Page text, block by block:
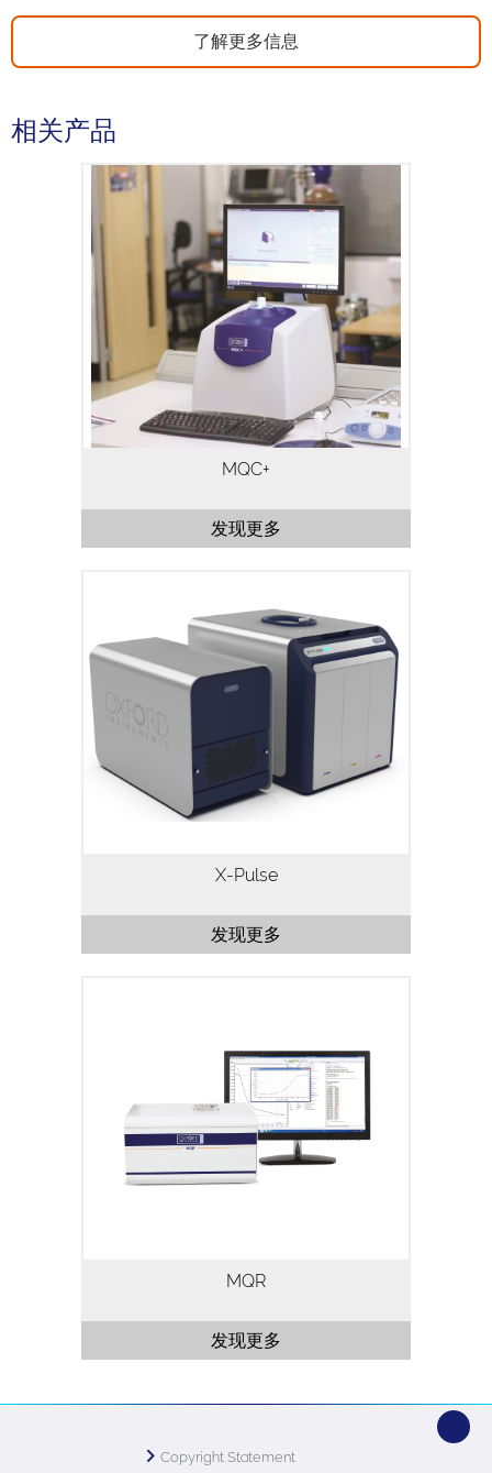
了解更多信息
相关产品
MQC+ 台式核磁共振分析仪可以测量各种样
品中的油、水、氟和固体脂肪，通常用于质
量保证和质量控制。使用MQC+分析仪进行
分析，需要几秒钟到几分钟就能得出结果，
从而可以快速高效地检测大量样品。核磁共
振信号来自样品的各组成部分，并非仅由物
体表面产生，即使物体是不透明的，也可以
保证测量结果更加准确。核磁共振测量不会
对样品造成任何破坏，因此样品测试后可以
保存用于重复测量或使用其他技术进行分
析。
MQC+
发现更多
X-Pulse 是采用60MHz永磁体60MHz的宽
带台式核磁共振波谱系统。X-Pulse融汇了
宽频X-核能力、流动化学、反应监测、变
温特性，波谱分辨率<0.35Hz/10Hz。
X-Pulse
发现更多
MQR是一种低分辨率、高性能TD-NMR研
究系统，用于基于弛豫时间和/或扩散系数
的应用。该系统含有一个高性能数字光谱
仪，内置 23MHz(0.54T) 永磁体，有
10mm、18mm 和 26mm 三种规格的探头
可供选择。
MQR
发现更多
Copyright Statement